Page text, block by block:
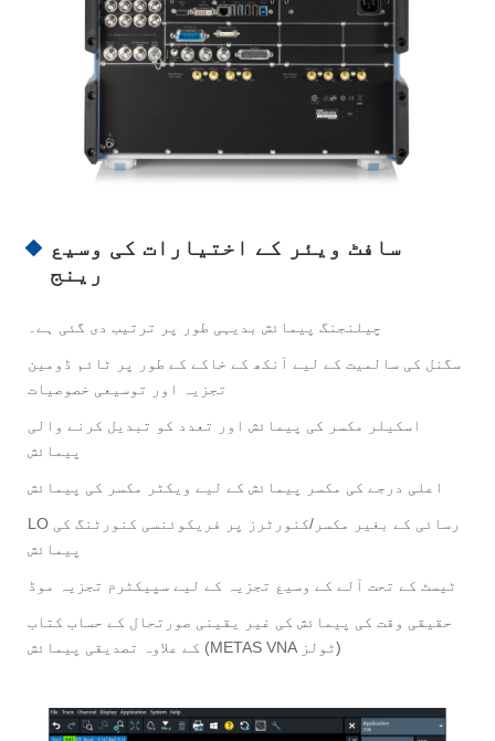
سافٹ ویئر کے اختیارات کی وسیع
رینج
چیلنجنگ پیمائش بدیہی طور پر ترتیب دی گئی ہے۔
سگنل کی سالمیت کے لیے آنکھ کے خاکے کے طور پر ٹائم ڈومین
تجزیہ اور توسیعی خصوصیات
اسکیلر مکسر کی پیمائش اور تعدد کو تبدیل کرنے والی
پیمائش
اعلی درجے کی مکسر پیمائش کے لیے ویکٹر مکسر کی پیمائش
LO رسائی کے بغیر مکسر/کنورٹرز پر فریکوئنسی کنورٹنگ کی
پیمائش
ٹیسٹ کے تحت آلے کے وسیع تجزیہ کے لیے سپیکٹرم تجزیہ موڈ
حقیقی وقت کی پیمائش کی غیر یقینی صورتحال کے حساب کتاب
کے علاوہ تصدیقی پیمائش (METAS VNA ٹولز)